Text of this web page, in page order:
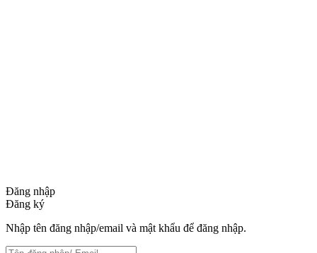
Đăng nhập
Đăng ký
Nhập tên đăng nhập/email và mật khẩu để đăng nhập.